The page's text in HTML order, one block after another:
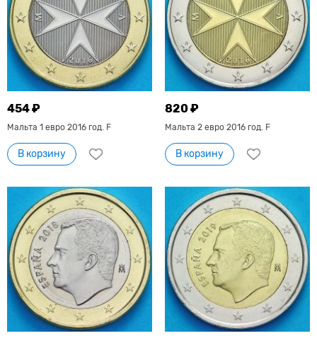
454 ₽
Мальта 1 евро 2016 год. F
В корзину
820 ₽
Мальта 2 евро 2016 год. F
В корзину